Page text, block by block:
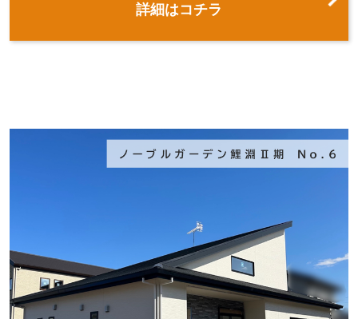
詳細はコチラ